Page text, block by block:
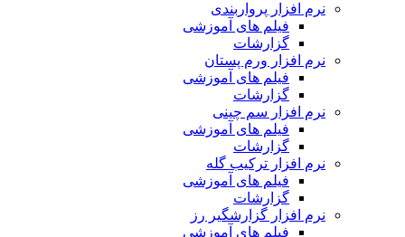
نرم افزار پرواربندی
فیلم های آموزشی
گزارشات
نرم افزار ورم پستان
فیلم های آموزشی
گزارشات
نرم افزار سم چینی
فیلم های آموزشی
گزارشات
نرم افزار ترکیب گله
فیلم های آموزشی
گزارشات
نرم افزار گزارشگیر رز
فیلم های آموزشی